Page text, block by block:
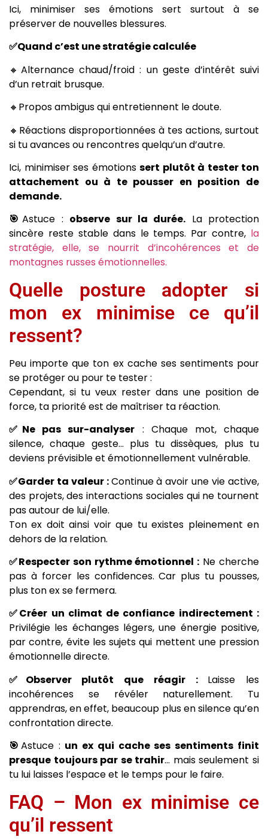
Ici, minimiser ses émotions sert surtout à se
préserver de nouvelles blessures.
✅Quand c’est une stratégie calculée
🔸Alternance chaud/froid : un geste d’intérêt suivi
d’un retrait brusque.
🔸Propos ambigus qui entretiennent le doute.
🔸Réactions disproportionnées à tes actions, surtout
si tu avances ou rencontres quelqu’un d’autre.
Ici, minimiser ses émotions sert plutôt à tester ton
attachement ou à te pousser en position de
demande.
🎯Astuce : observe sur la durée. La protection
sincère reste stable dans le temps. Par contre, la
stratégie, elle, se nourrit d’incohérences et de
montagnes russes émotionnelles.
Quelle posture adopter si
mon ex minimise ce qu’il
ressent?
Peu importe que ton ex cache ses sentiments pour
se protéger ou pour te tester :
Cependant, si tu veux rester dans une position de
force, ta priorité est de maîtriser ta réaction.
✅Ne pas sur-analyser : Chaque mot, chaque
silence, chaque geste… plus tu dissèques, plus tu
deviens prévisible et émotionnellement vulnérable.
✅Garder ta valeur :Continue à avoir une vie active,
des projets, des interactions sociales qui ne tournent
pas autour de lui/elle.
Ton ex doit ainsi voir que tu existes pleinement en
dehors de la relation.
✅Respecter son rythme émotionnel : Ne cherche
pas à forcer les confidences. Car plus tu pousses,
plus ton ex se fermera.
✅Créer un climat de confiance indirectement :
Privilégie les échanges légers, une énergie positive,
par contre, évite les sujets qui mettent une pression
émotionnelle directe.
✅Observer plutôt que réagir : Laisse les
incohérences se révéler naturellement. Tu
apprendras, en effet, beaucoup plus en silence qu’en
confrontation directe.
🎯 Astuce : un ex qui cache ses sentiments finit
presque toujours par se trahir… mais seulement si
tu lui laisses l’espace et le temps pour le faire.
FAQ – Mon ex minimise ce
qu’il ressent